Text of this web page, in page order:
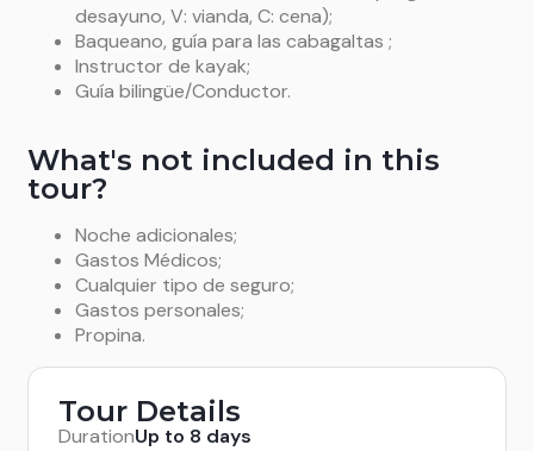
bicicleta, tomaremos un traslado privado de
regreso a Puerto Natales. (D-V).
desayuno, V: vianda, C: cena);
Baqueano, guía para las cabagaltas ;
Instructor de kayak;
Guía bilingüe/Conductor.
What's not included in this
tour?
Noche adicionales;
Gastos Médicos;
Cualquier tipo de seguro;
Gastos personales;
Propina.
Tour Details
DurationUp to 8 days